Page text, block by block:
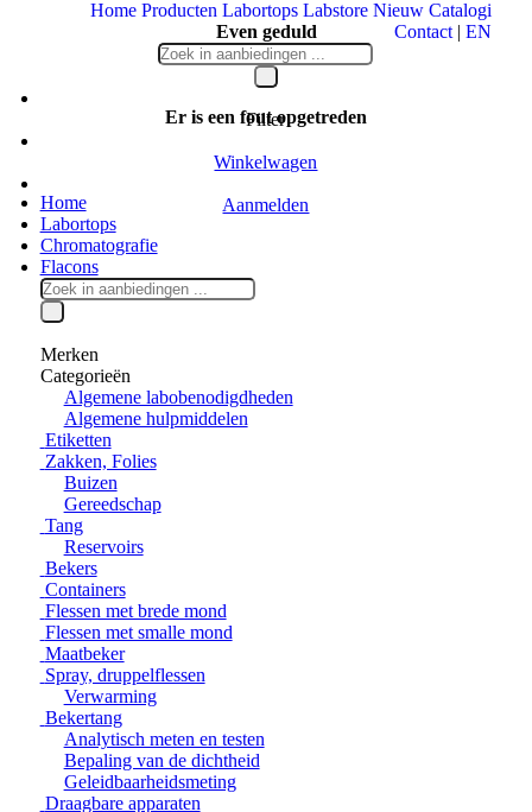
Even geduld
Uw bericht wordt verstuurd
Er is een fout opgetreden
Home Producten Labortops Labstore Nieuw Catalogi
Contact | EN
Filter
Winkelwagen
Aanmelden
Home
Labortops
Chromatografie
Flacons
Merken
Categorieën
Algemene labobenodigdheden
Algemene hulpmiddelen
Etiketten
Zakken, Folies
Buizen
Gereedschap
Tang
Reservoirs
Bekers
Containers
Flessen met brede mond
Flessen met smalle mond
Maatbeker
Spray, druppelflessen
Verwarming
Bekertang
Analytisch meten en testen
Bepaling van de dichtheid
Geleidbaarheidsmeting
Draagbare apparaten